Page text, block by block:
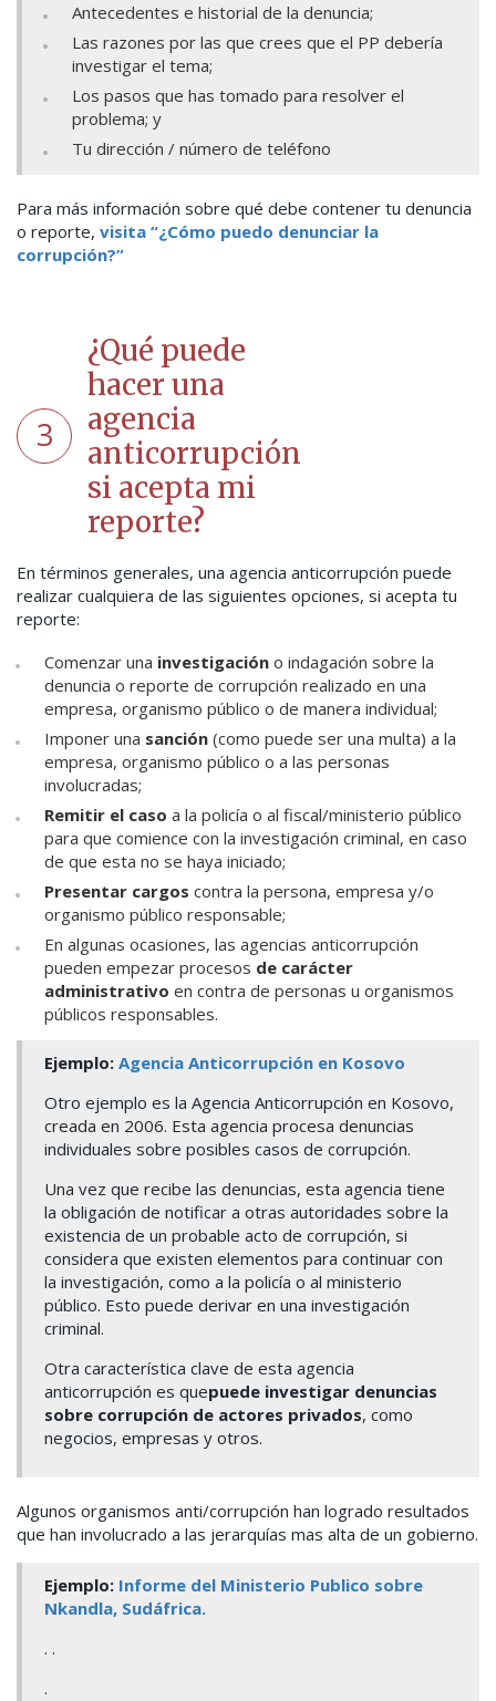
Antecedentes e historial de la denuncia;
Las razones por las que crees que el PP debería
investigar el tema;
Los pasos que has tomado para resolver el
problema; y
Tu dirección / número de teléfono
Para más información sobre qué debe contener tu denuncia
o reporte, visita “¿Cómo puedo denunciar la
corrupción?”
3
¿Qué puede
hacer una
agencia
anticorrupción
si acepta mi
reporte?
En términos generales, una agencia anticorrupción puede
realizar cualquiera de las siguientes opciones, si acepta tu
reporte:
Comenzar una investigación o indagación sobre la
denuncia o reporte de corrupción realizado en una
empresa, organismo público o de manera individual;
Imponer una sanción (como puede ser una multa) a la
empresa, organismo público o a las personas
involucradas;
Remitir el caso a la policía o al fiscal/ministerio público
para que comience con la investigación criminal, en caso
de que esta no se haya iniciado;
Presentar cargos contra la persona, empresa y/o
organismo público responsable;
En algunas ocasiones, las agencias anticorrupción
pueden empezar procesos de carácter
administrativo en contra de personas u organismos
públicos responsables.
Ejemplo: Agencia Anticorrupción en Kosovo
Otro ejemplo es la Agencia Anticorrupción en Kosovo,
creada en 2006. Esta agencia procesa denuncias
individuales sobre posibles casos de corrupción.
Una vez que recibe las denuncias, esta agencia tiene
la obligación de notificar a otras autoridades sobre la
existencia de un probable acto de corrupción, si
considera que existen elementos para continuar con
la investigación, como a la policía o al ministerio
público. Esto puede derivar en una investigación
criminal.
Otra característica clave de esta agencia
anticorrupción es quepuede investigar denuncias
sobre corrupción de actores privados, como
negocios, empresas y otros.
Algunos organismos anti/corrupción han logrado resultados
que han involucrado a las jerarquías mas alta de un gobierno.
Ejemplo: Informe del Ministerio Publico sobre
Nkandla, Sudáfrica.
. .
.